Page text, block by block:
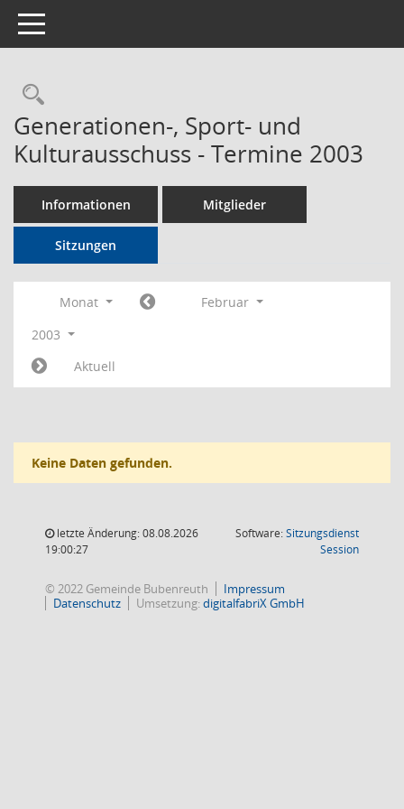
Toggle navigation
Rechercheauswahl
Generationen-, Sport- und
Kulturausschuss - Termine 2003
Informationen Mitglieder
Sitzungen
Monat
Februar
2003
Aktuell
Keine Daten gefunden.
letzte Änderung: 08.08.2026
19:00:27
Software:Sitzungsdienst
Session(Wird in
© 2022 Gemeinde Bubenreuth
Impressum
Datenschutz
Umsetzung:digitalfabriX GmbH